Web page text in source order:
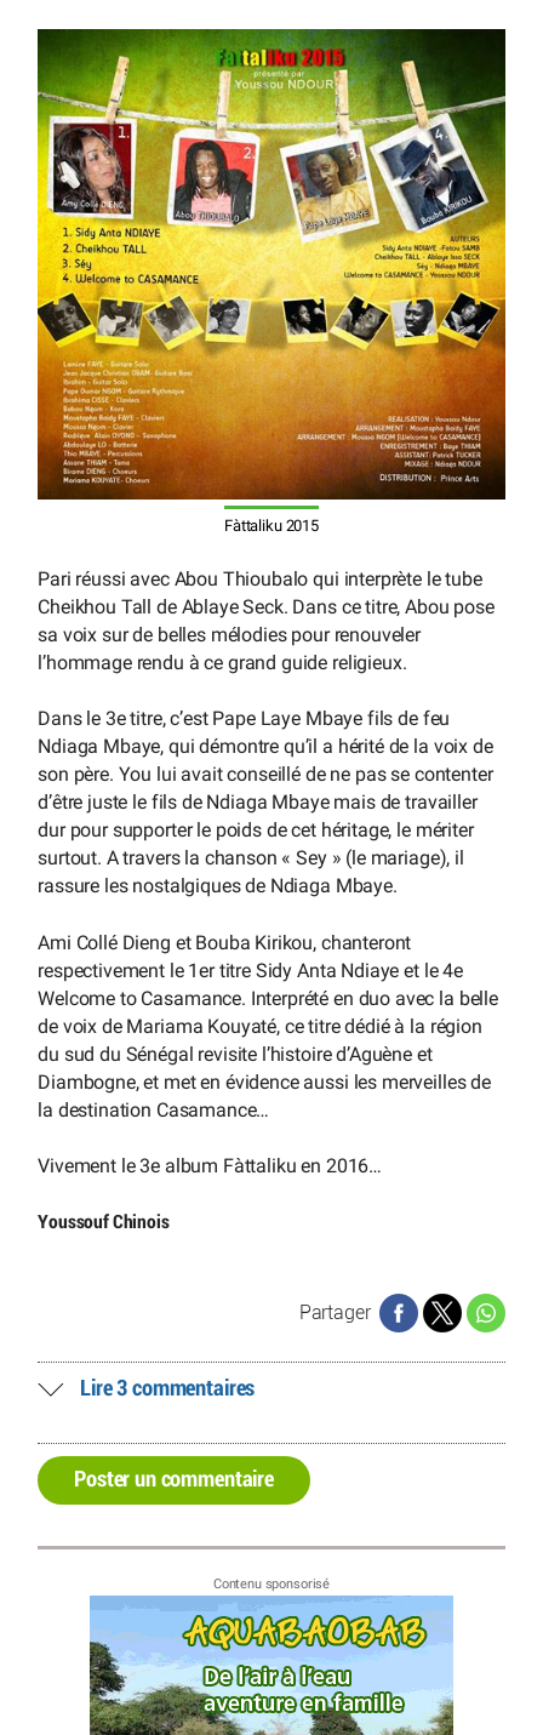
Fàttaliku 2015
Pari réussi avec Abou Thioubalo qui interprète le tube
Cheikhou Tall de Ablaye Seck. Dans ce titre, Abou pose
sa voix sur de belles mélodies pour renouveler
l’hommage rendu à ce grand guide religieux.
Dans le 3e titre, c’est Pape Laye Mbaye fils de feu
Ndiaga Mbaye, qui démontre qu’il a hérité de la voix de
son père. You lui avait conseillé de ne pas se contenter
d’être juste le fils de Ndiaga Mbaye mais de travailler
dur pour supporter le poids de cet héritage, le mériter
surtout. A travers la chanson « Sey » (le mariage), il
rassure les nostalgiques de Ndiaga Mbaye.
Ami Collé Dieng et Bouba Kirikou, chanteront
respectivement le 1er titre Sidy Anta Ndiaye et le 4e
Welcome to Casamance. Interprété en duo avec la belle
de voix de Mariama Kouyaté, ce titre dédié à la région
du sud du Sénégal revisite l’histoire d’Aguène et
Diambogne, et met en évidence aussi les merveilles de
la destination Casamance…
Vivement le 3e album Fàttaliku en 2016…
Youssouf Chinois
Partager
Lire 3 commentaires
Poster un commentaire